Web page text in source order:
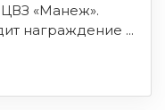
«Манеж».
награждение ...